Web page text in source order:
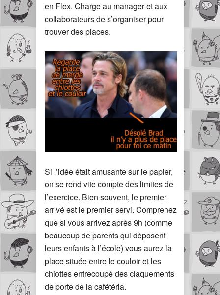
en Flex. Charge au manager et aux
collaborateurs de s’organiser pour
trouver des places.
Si l’idée était amusante sur le papier,
on se rend vite compte des limites de
l’exercice. Bien souvent, le premier
arrivé est le premier servi. Comprenez
que si vous arrivez après 9h (comme
beaucoup de parents qui déposent
leurs enfants à l’école) vous aurez la
place située entre le couloir et les
chiottes entrecoupé des claquements
de porte de la cafétéria.